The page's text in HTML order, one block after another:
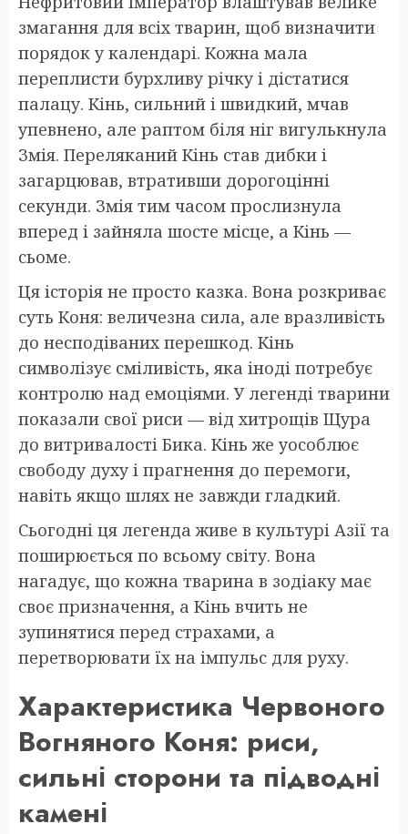
змагання для всіх тварин, щоб визначити
порядок у календарі. Кожна мала
переплисти бурхливу річку і дістатися
палацу. Кінь, сильний і швидкий, мчав
упевнено, але раптом біля ніг вигулькнула
Змія. Переляканий Кінь став дибки і
загарцював, втративши дорогоцінні
секунди. Змія тим часом прослизнула
вперед і зайняла шосте місце, а Кінь —
сьоме.
Ця історія не просто казка. Вона розкриває
суть Коня: величезна сила, але вразливість
до несподіваних перешкод. Кінь
символізує сміливість, яка іноді потребує
контролю над емоціями. У легенді тварини
показали свої риси — від хитрощів Щура
до витривалості Бика. Кінь же уособлює
свободу духу і прагнення до перемоги,
навіть якщо шлях не завжди гладкий.
Сьогодні ця легенда живе в культурі Азії та
поширюється по всьому світу. Вона
нагадує, що кожна тварина в зодіаку має
своє призначення, а Кінь вчить не
зупинятися перед страхами, а
перетворювати їх на імпульс для руху.
Характеристика Червоного
Вогняного Коня: риси,
сильні сторони та підводні
камені